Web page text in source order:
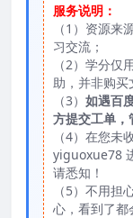
服务说明：
（1）资源
习交流；
（2）学分
助，并非购买
（3） 如遇百
方提交工单，
（4）在您未
yiguoxue78
请悉知！
（5）不用担
心，看到了都